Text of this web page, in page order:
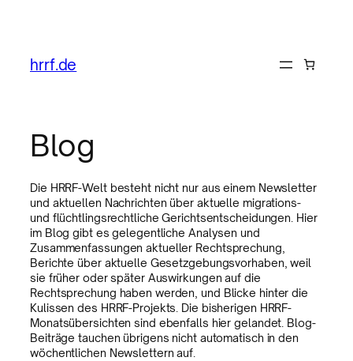
hrrf.de
Blog
Die HRRF-Welt besteht nicht nur aus einem Newsletter
und aktuellen Nachrichten über aktuelle migrations-
und flüchtlingsrechtliche Gerichtsentscheidungen. Hier
im Blog gibt es gelegentliche Analysen und
Zusammenfassungen aktueller Rechtsprechung,
Berichte über aktuelle Gesetzgebungsvorhaben, weil
sie früher oder später Auswirkungen auf die
Rechtsprechung haben werden, und Blicke hinter die
Kulissen des HRRF-Projekts. Die bisherigen HRRF-
Monatsübersichten sind ebenfalls hier gelandet. Blog-
Beiträge tauchen übrigens nicht automatisch in den
wöchentlichen Newslettern auf.